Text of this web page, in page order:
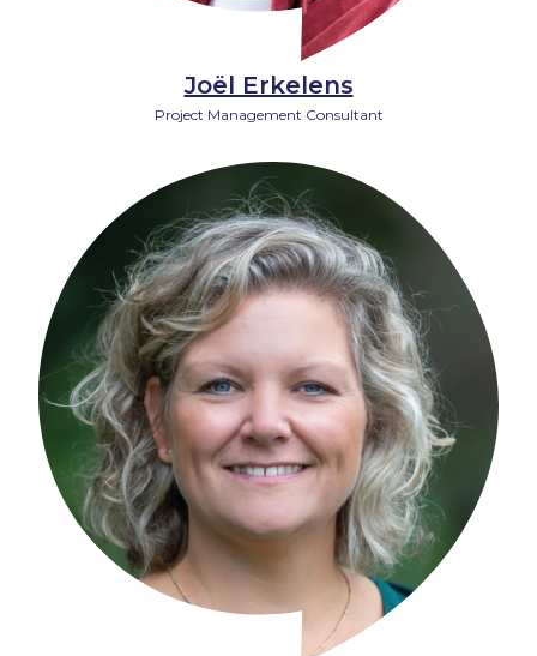
Joël Erkelens
Project Management Consultant